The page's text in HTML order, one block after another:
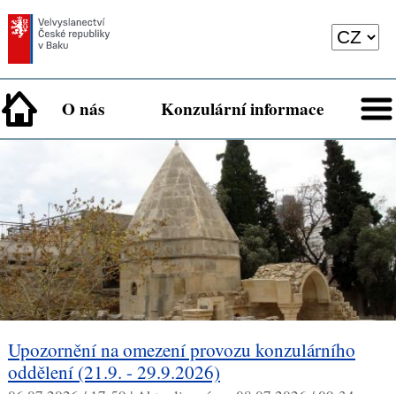
O nás Konzulární informace
Upozornění na omezení provozu konzulárního
oddělení (21.9. - 29.9.2026)